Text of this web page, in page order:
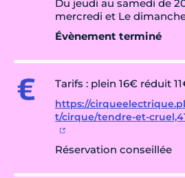
Du jeudi au samedi de
mercredi et Le dimanche
Évènement terminé
Tarifs : plein 16€ réduit
https://
t/cirque/tendre-et-
Réservation conseillée